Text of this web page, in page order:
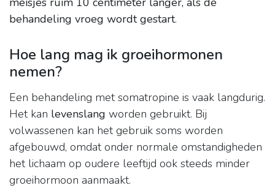
behandeling vroeg wordt gestart.
Hoe lang mag ik groeihormonen
nemen?
Een behandeling met somatropine is vaak langdurig.
Het kan levenslang worden gebruikt. Bij
volwassenen kan het gebruik soms worden
afgebouwd, omdat onder normale omstandigheden
het lichaam op oudere leeftijd ook steeds minder
groeihormoon aanmaakt.